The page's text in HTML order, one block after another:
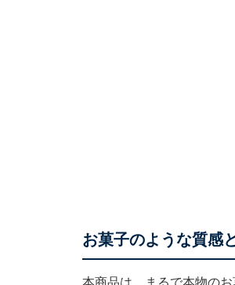
お菓子のような質感
本商品は、まるで本物の